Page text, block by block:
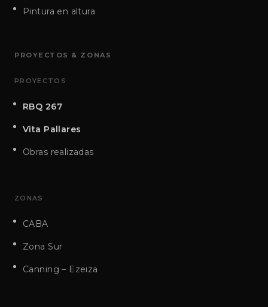
Pintura en altura
PROYECTOS & ZONAS
PROYECTOS
RBQ 267
Vita Pallares
Obras realizadas
ZONAS
CABA
Zona Sur
Canning – Ezeiza